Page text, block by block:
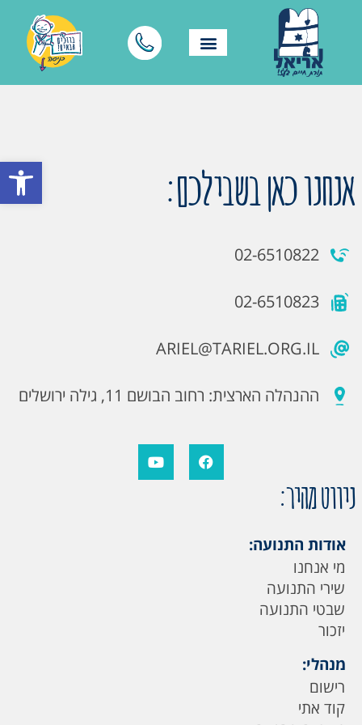
פתח אנחנו כאן בשבילכם:
02-6510822
02-6510823
ARIEL@TARIEL.ORG.IL
ההנהלה הארצית: רחוב הבושם 11, גילה ירושלים
ניווט מהיר:
אודות התנועה:
מי אנחנו
שירי התנועה
שבטי התנועה
יזכור
מנהלי:
רישום
קוד אתי